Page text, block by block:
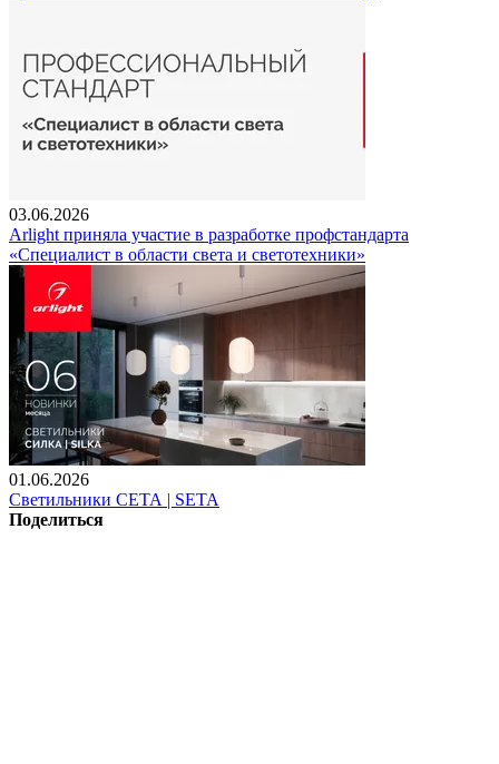
03.06.2026
Arlight приняла участие в разработке профстандарта
«Специалист в области света и светотехники»
01.06.2026
Светильники СЕТА | SETA
Поделиться